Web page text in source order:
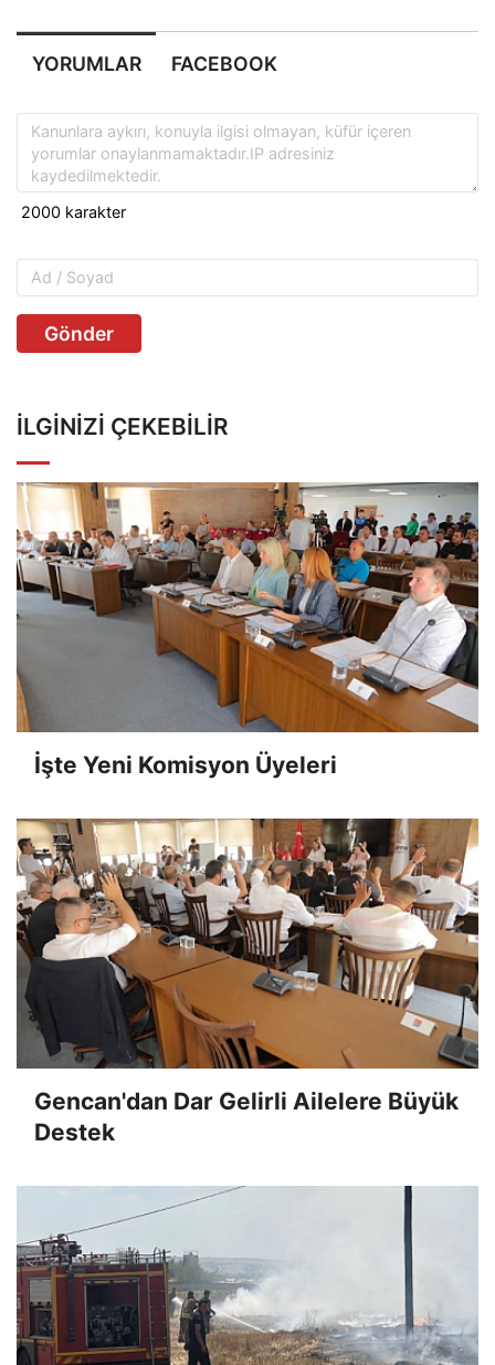
YORUMLAR FACEBOOK
Gönder
İLGINIZI ÇEKEBILIR
İşte Yeni Komisyon Üyeleri
Gencan'dan Dar Gelirli Ailelere Büyük
Destek